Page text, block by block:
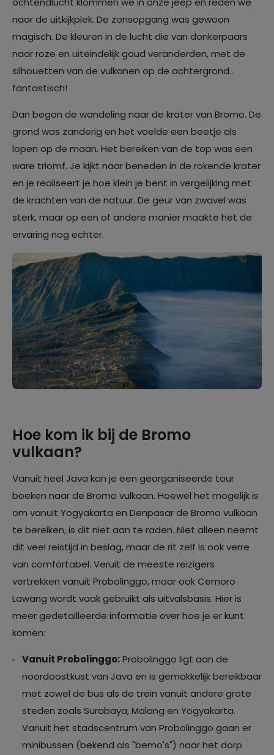
naar de uitkijkplek. De zonsopgang was gewoon
magisch. De kleuren in de lucht die van donkerpaars
naar roze en uiteindelijk goud veranderden, met de
silhouetten van de vulkanen op de achtergrond...
fantastisch!
Dan begon de wandeling naar de krater van Bromo. De
grond was zanderig en het voelde een beetje als
lopen op de maan. Het bereiken van de top was een
ware triomf. Je kijkt naar beneden in de rokende krater
en je realiseert je hoe klein je bent in vergelijking met
de krachten van de natuur. De geur van zwavel was
sterk, maar op een of andere manier maakte het de
ervaring nog echter.
Hoe kom ik bij de Bromo
vulkaan?
Vanuit heel Java kan je een georganiseerde tour
boeken naar de Bromo vulkaan. Hoewel het mogelijk is
om vanuit Yogyakarta en Denpasar de Bromo vulkaan
te bereiken, is dit niet aan te raden. Niet alleen neemt
dit veel reistijd in beslag, maar de rit zelf is ook verre
van comfortabel. Veruit de meeste reizigers
vertrekken vanuit Probolinggo, maar ook Cemoro
Lawang wordt vaak gebruikt als uitvalsbasis. Hier is
meer gedetailleerde informatie over hoe je er kunt
komen:
Vanuit Probolinggo:Probolinggo ligt aan de
noordoostkust van Java en is gemakkelijk bereikbaar
met zowel de bus als de trein vanuit andere grote
steden zoals Surabaya, Malang en Yogyakarta.
Vanuit het stadscentrum van Probolinggo gaan er
minibussen (bekend als "bemo's") naar het dorp